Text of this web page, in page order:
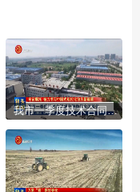
我市一季度技术合同成交额稳居全区首位